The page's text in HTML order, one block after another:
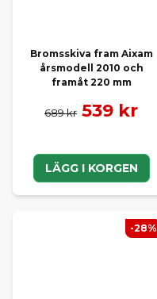
Bromsskiva fram Aixam
årsmodell 2010 och
framåt 220 mm
689 kr 539 kr
LÄGG I KORGEN
-28%